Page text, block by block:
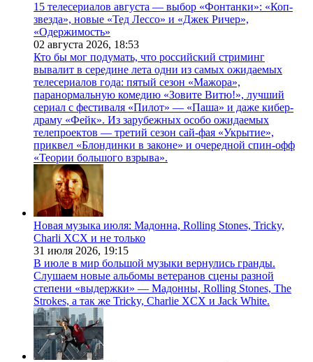
15 телесериалов августа — выбор «Фонтанки»: «Коп-
звезда», новые «Тед Лессо» и «Джек Ричер»,
«Одержимость»
02 августа 2026, 18:53
Кто бы мог подумать, что российский стриминг
вывалит в середине лета одни из самых ожидаемых
телесериалов года: пятый сезон «Мажора»,
паранормальную комедию «Зовите Витю!», лучший
сериал с фестиваля «Пилот» — «Паша» и даже кибер-
драму «Фейк». Из зарубежных особо ожидаемых
телепроектов — третий сезон сай-фая «Укрытие»,
приквел «Блондинки в законе» и очередной спин-офф
«Теории большого взрыва».
Новая музыка июля: Мадонна, Rolling Stones, Tricky,
Charli XCX и не только
31 июля 2026, 19:15
В июле в мир большой музыки вернулись гранды.
Слушаем новые альбомы ветеранов сцены разной
степени «выдержки» — Мадонны, Rolling Stones, The
Strokes, а так же Tricky, Charlie XCX и Jack White.